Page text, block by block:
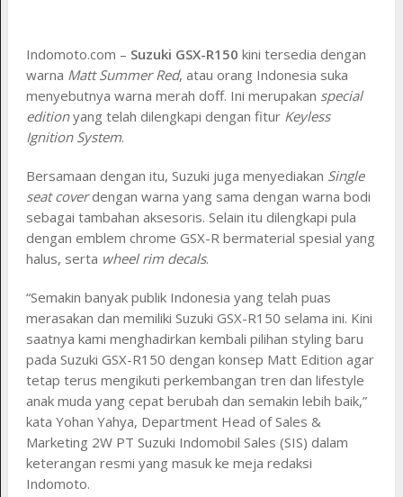
Indomoto.com – Suzuki GSX-R150 kini tersedia dengan
warna Matt Summer Red, atau orang Indonesia suka
menyebutnya warna merah doff. Ini merupakan special
editionyang telah dilengkapi dengan fitur Keyless
Ignition System.
Bersamaan dengan itu, Suzuki juga menyediakan Single
seat coverdengan warna yang sama dengan warna bodi
sebagai tambahan aksesoris. Selain itu dilengkapi pula
dengan emblem chrome GSX-R bermaterial spesial yang
halus, serta wheel rim decals.
“Semakin banyak publik Indonesia yang telah puas
merasakan dan memiliki Suzuki GSX-R150 selama ini. Kini
saatnya kami menghadirkan kembali pilihan styling baru
pada Suzuki GSX-R150 dengan konsep Matt Edition agar
tetap terus mengikuti perkembangan tren dan lifestyle
anak muda yang cepat berubah dan semakin lebih baik,”
kata Yohan Yahya, Department Head of Sales &
Marketing 2W PT Suzuki Indomobil Sales (SIS) dalam
keterangan resmi yang masuk ke meja redaksi
Indomoto.